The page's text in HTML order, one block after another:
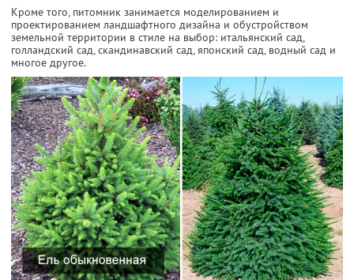
Кроме того, питомник занимается моделированием и
проектированием ландшафтного дизайна и обустройством
земельной территории в стиле на выбор: итальянский сад,
голландский сад, скандинавский сад, японский сад, водный сад и
многое другое.